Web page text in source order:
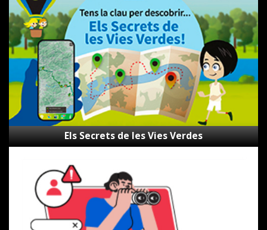
de
les
Vies
Verdes
Els Secrets de les Vies Verdes